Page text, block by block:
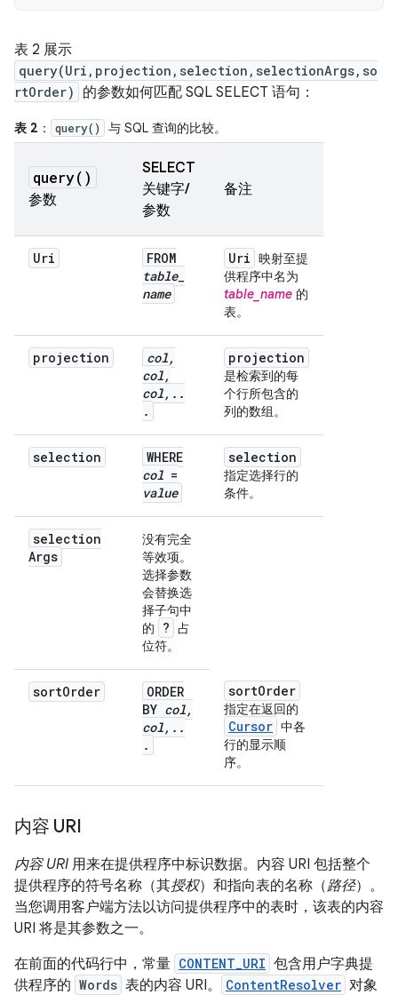
表 2 展示
query(Uri,projection,selection,selectionArgs,so
rtOrder)
的参数如何匹配 SQL SELECT 语句：
表 2 ： query() 与 SQL 查询的比较。
query()
参数
SELECT
关键字/
参数
备注
Uri
FROM
table_
name
Uri 映射至提
供程序中名为
table_name 的
表。
projection col,
col,
col, . .
.
projection
是检索到的每
个行所包含的
列的数组。
selection
WHERE
col =
value
selection
指定选择行的
条件。
selection
Args
没有完全
等效项。
选择参数
会替换选
择子句中
的
? 占
位符。
sortOrder
ORDER
BY col,
col, . .
.
sortOrder
指定在返回的
Cursor 中各
行的显示顺
序。
内容 URI
内容 URI 用来在提供程序中标识数据。内容 URI 包括整个
提供程序的符号名称（其授权）和指向表的名称（路径）。
当您调用客户端方法以访问提供程序中的表时，该表的内容
URI 将是其参数之一。
在前面的代码行中，常量 CONTENT_URI 包含用户字典提
供程序的 Words 表的内容 URI。 ContentResolver 对象